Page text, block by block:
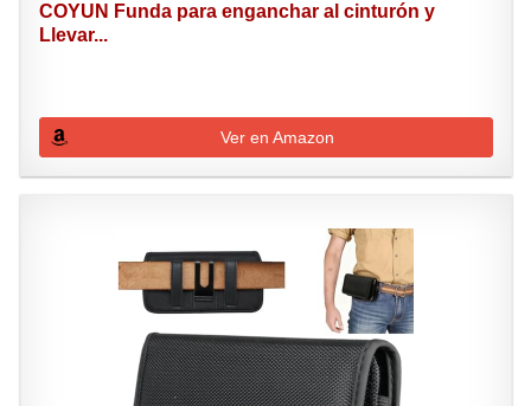
COYUN Funda para enganchar al cinturón y
Llevar...
Ver en Amazon